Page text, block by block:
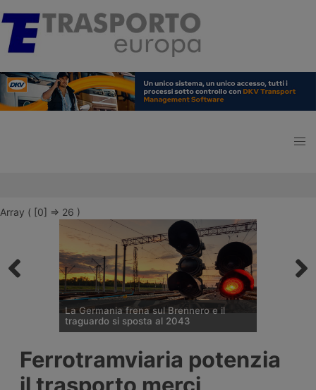
Array ( [0] => 26 )
La Germania frena sul Brennero e il
traguardo si sposta al 2043
l’allungamento dei tempi per i cantieri e la
successiva apertura all’esercizio del
potenziamento dei raccordi con la galleria
Ferrotramviaria potenzia